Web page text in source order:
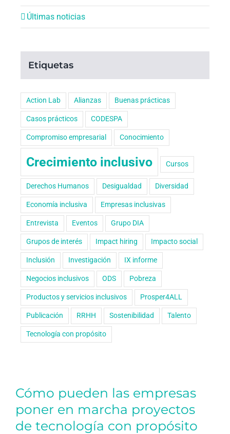
Cómo pueden las empresas
poner en marcha proyectos
de tecnología con propósito
Últimas noticias
Etiquetas
Action Lab Alianzas Buenas prácticas
Casos prácticos CODESPA
Compromiso empresarial Conocimiento
Crecimiento inclusivo Cursos
Derechos Humanos Desigualdad Diversidad
Economía inclusiva Empresas inclusivas
Entrevista Eventos Grupo DIA
Grupos de interés Impact hiring Impacto social
Inclusión Investigación IX informe
Negocios inclusivos ODS Pobreza
Productos y servicios inclusivos Prosper4ALL
Publicación RRHH Sostenibilidad Talento
Tecnología con propósito